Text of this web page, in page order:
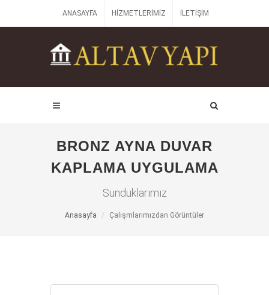
ANASAYFA HIZMETLERIMIZ İLETIŞIM
BRONZ AYNA DUVAR
KAPLAMA UYGULAMA
Sunduklarımız
Anasayfa Çalışmlarımızdan Görüntüler